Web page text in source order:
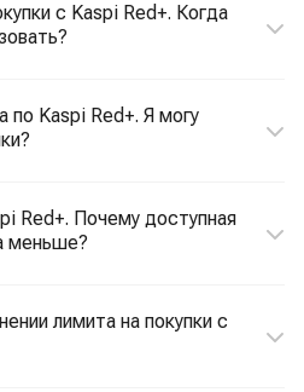
с Kaspi Red+. Когда
по Kaspi Red+. Я могу
Red+. Почему доступная
меньше?
лимита на покупки с